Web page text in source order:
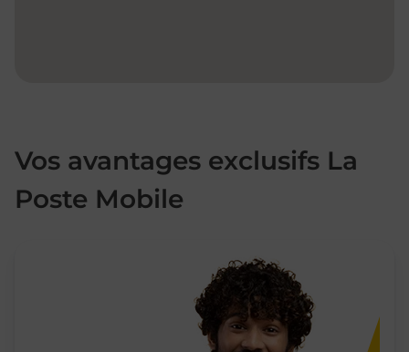
Vos avantages exclusifs La
Poste Mobile